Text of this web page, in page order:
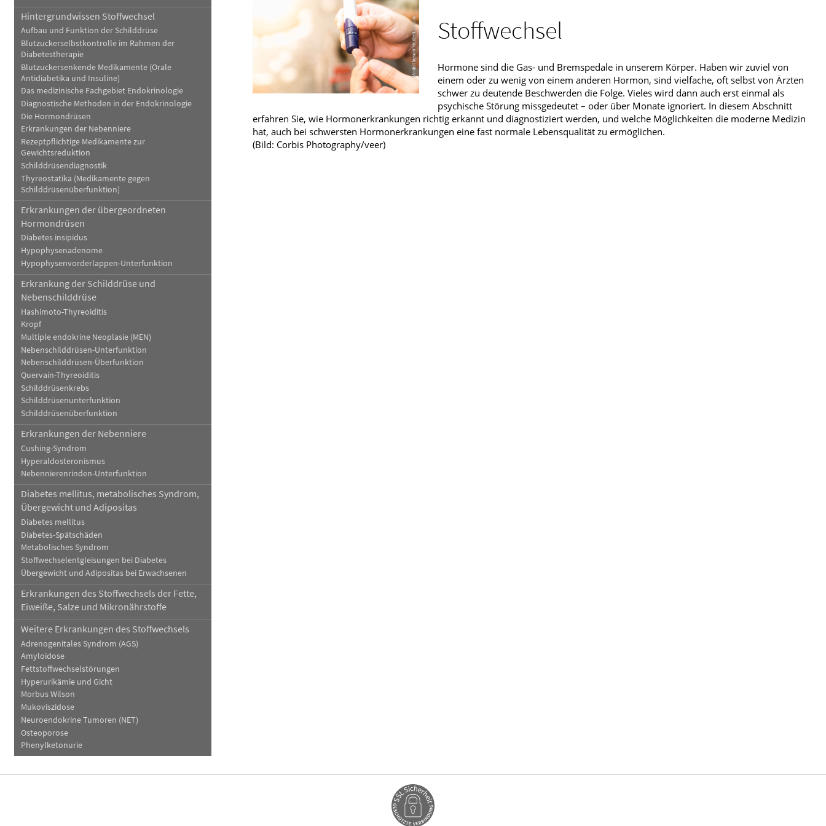
Blut, Krebs und Infektionen
Haut, Haare und Nägel
Psychische Erkrankungen
Schmerz- und Schlafmedizin
Männerkrankheiten
Hintergrundwissen Stoffwechsel
Aufbau und Funktion der Schilddrüse
Blutzuckerselbstkontrolle im Rahmen der
Diabetestherapie
Blutzuckersenkende Medikamente (Orale
Antidiabetika und Insuline)
Das medizinische Fachgebiet Endokrinologie
Diagnostische Methoden in der Endokrinologie
Die Hormondrüsen
Erkrankungen der Nebenniere
Rezeptpflichtige Medikamente zur
Gewichtsreduktion
Schilddrüsendiagnostik
Thyreostatika (Medikamente gegen
Schilddrüsenüberfunktion)
Erkrankungen der übergeordneten
Hormondrüsen
Diabetes insipidus
Hypophysenadenome
Hypophysenvorderlappen-Unterfunktion
Erkrankung der Schilddrüse und
Nebenschilddrüse
Hashimoto-Thyreoiditis
Kropf
Multiple endokrine Neoplasie (MEN)
Nebenschilddrüsen-Unterfunktion
Nebenschilddrüsen-Überfunktion
Quervain-Thyreoiditis
Schilddrüsenkrebs
Schilddrüsenunterfunktion
Schilddrüsenüberfunktion
Erkrankungen der Nebenniere
Cushing-Syndrom
Hyperaldosteronismus
Nebennierenrinden-Unterfunktion
Diabetes mellitus, metabolisches Syndrom,
Übergewicht und Adipositas
Diabetes mellitus
Diabetes-Spätschäden
Metabolisches Syndrom
Stoffwechselentgleisungen bei Diabetes
Übergewicht und Adipositas bei Erwachsenen
Erkrankungen des Stoffwechsels der Fette,
Eiweiße, Salze und Mikronährstoffe
Weitere Erkrankungen des Stoffwechsels
Adrenogenitales Syndrom (AGS)
Amyloidose
Fettstoffwechselstörungen
Hyperurikämie und Gicht
Morbus Wilson
Mukoviszidose
Neuroendokrine Tumoren (NET)
Osteoporose
Phenylketonurie
Stoffwechsel
Hormone sind die Gas- und Bremspedale in unserem Körper. Haben wir zuviel von
einem oder zu wenig von einem anderen Hormon, sind vielfache, oft selbst von Ärzten
schwer zu deutende Beschwerden die Folge. Vieles wird dann auch erst einmal als
psychische Störung missgedeutet – oder über Monate ignoriert. In diesem Abschnitt
erfahren Sie, wie Hormonerkrankungen richtig erkannt und diagnostiziert werden, und welche Möglichkeiten die moderne Medizin
hat, auch bei schwersten Hormonerkrankungen eine fast normale Lebensqualität zu ermöglichen.
(Bild: Corbis Photography/veer)